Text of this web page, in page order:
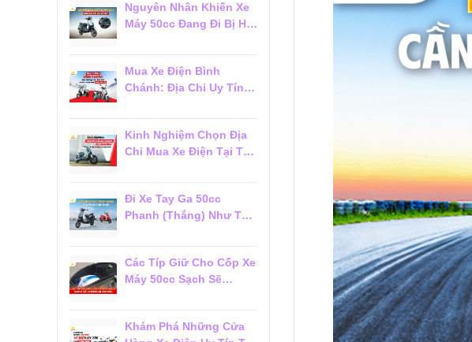
Nguyên Nhân Khiến Xe
Máy 50cc Đang Đi Bị Hụt
Mua Xe Điện Bình
Chánh: Địa Chỉ Uy Tín,
Kinh Nghiệm Chọn Địa
Chỉ Mua Xe Điện Tại Tân
Đi Xe Tay Ga 50cc
Phanh (Thắng) Như Thế
Các Típ Giữ Cho Cốp Xe
Máy 50cc Sạch Sẽ
Khám Phá Những Cửa